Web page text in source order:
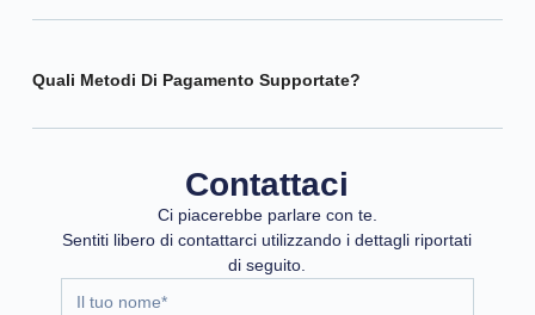
Quali Metodi Di Pagamento Supportate?
Contattaci
Ci piacerebbe parlare con te.
Sentiti libero di contattarci utilizzando i dettagli riportati
di seguito.